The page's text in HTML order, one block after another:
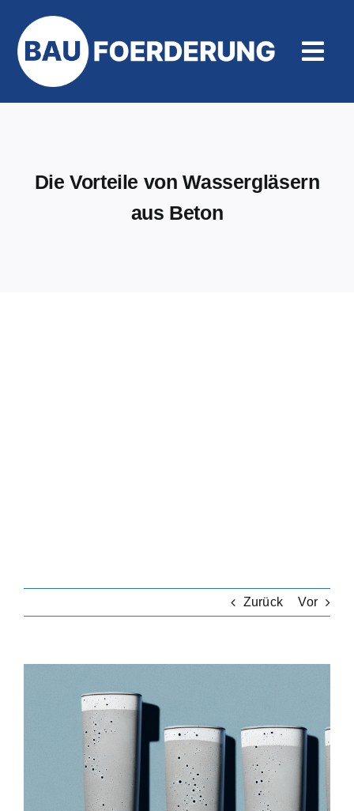
Inhalt
springen
Die Vorteile von Wassergläsern
aus Beton
Zurück Vor